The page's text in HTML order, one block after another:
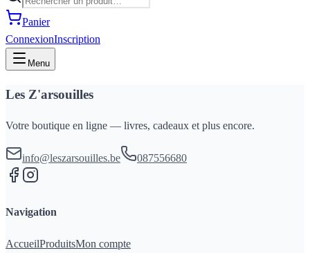
Panier
ConnexionInscription
Menu
Les Z'arsouilles
Votre boutique en ligne — livres, cadeaux et plus encore.
info@leszarsouilles.be 087556680
Navigation
AccueilProduitsMon compte